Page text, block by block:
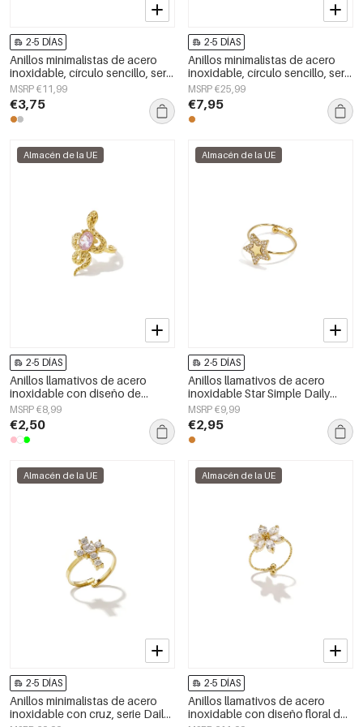
2-5 DÍAS
Anillos minimalistas de acero
inoxidable, círculo sencillo, serie
Daily Simple, joyería para mujer.
MSRP €11,99
€3,75
2-5 DÍAS
Anillos minimalistas de acero
inoxidable, círculo sencillo, serie
Daily Simple, joyería para mujer.
MSRP €25,99
€7,95
Almacén de la UE
2-5 DÍAS
Anillos llamativos de acero
inoxidable con diseño de
serpiente, estilo clásico, ideales
para reuniones o fiestas.
Joyería de lujo para mujer.
MSRP €8,99
€2,50
Almacén de la UE
2-5 DÍAS
Anillos llamativos de acero
inoxidable Star Simple Daily
Simple Series Joyería para mujer
MSRP €9,99
€2,95
Almacén de la UE
2-5 DÍAS
Anillos minimalistas de acero
inoxidable con cruz, serie Daily
Almacén de la UE
2-5 DÍAS
Anillos llamativos de acero
inoxidable con diseño floral de